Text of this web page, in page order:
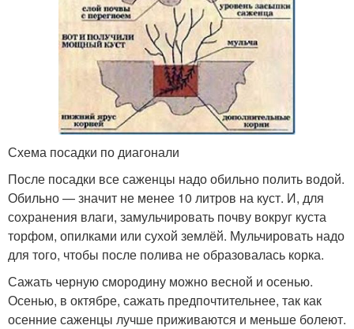
Схема посадки по диагонали
После посадки все саженцы надо обильно полить водой.
Обильно — значит не менее 10 литров на куст. И, для
сохранения влаги, замульчировать почву вокруг куста
торфом, опилками или сухой землёй. Мульчировать надо
для того, чтобы после полива не образовалась корка.
Сажать черную смородину можно весной и осенью.
Осенью, в октябре, сажать предпочтительнее, так как
осенние саженцы лучше приживаются и меньше болеют.